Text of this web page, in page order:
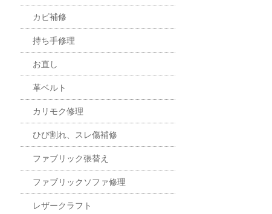
カビ補修
持ち手修理
お直し
革ベルト
カリモク修理
ひび割れ、スレ傷補修
ファブリック張替え
ファブリックソファ修理
レザークラフト